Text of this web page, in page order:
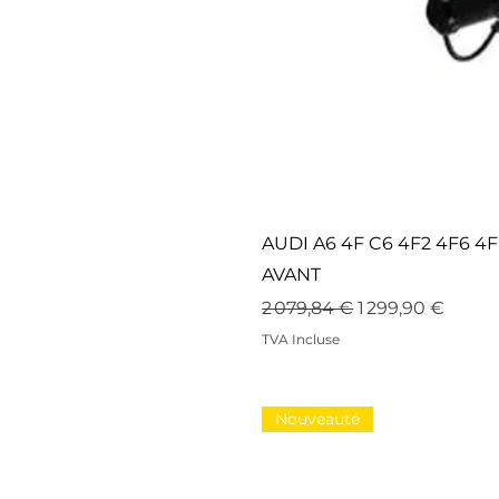
AUDI A6 4F C6 4F2 4F6
AVANT
Prix original
2 079,84 € Prix
1 299,90 €
TVA Incluse
Nouveauté